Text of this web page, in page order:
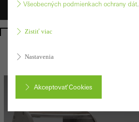
Spracovatelia
Všeobecných podmienkach ochrany dát.
Zistiť viac
Nastavenia
Akceptovať Cookies
Prerušiť